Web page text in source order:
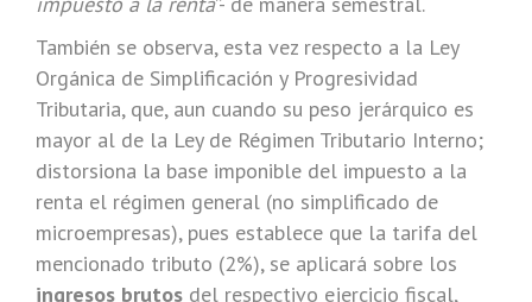
También se observa, esta vez respecto a la Ley
Orgánica de Simplificación y Progresividad
Tributaria, que, aun cuando su peso jerárquico es
mayor al de la Ley de Régimen Tributario Interno;
distorsiona la base imponible del impuesto a la
renta el régimen general (no simplificado de
microempresas), pues establece que la tarifa del
mencionado tributo (2%), se aplicará sobre los
ingresos brutos del respectivo ejercicio fiscal,